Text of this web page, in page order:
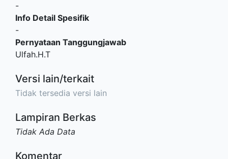
-
Info Detail Spesifik
-
Pernyataan Tanggungjawab
Ulfah.H.T
Versi lain/terkait
Tidak tersedia versi lain
Lampiran Berkas
Tidak Ada Data
Komentar